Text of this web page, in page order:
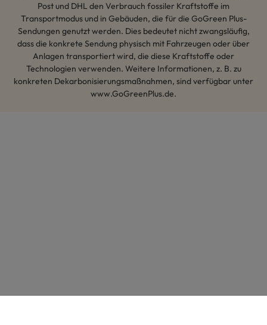
Post und DHL den Verbrauch fossiler Kraftstoffe im
Transportmodus und in Gebäuden, die für die GoGreen Plus-
Sendungen genutzt werden. Dies bedeutet nicht zwangsläufig,
dass die konkrete Sendung physisch mit Fahrzeugen oder über
Anlagen transportiert wird, die diese Kraftstoffe oder
Technologien verwenden. Weitere Informationen, z. B. zu
konkreten Dekarbonisierungsmaßnahmen, sind verfügbar unter
www.GoGreenPlus.de.